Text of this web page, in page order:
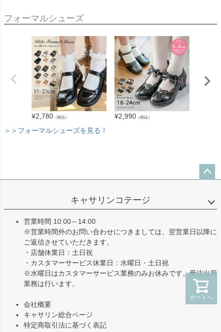
カートへ
フォーマルシューズ
¥2,780 （税込） ¥2,990 （税込）
＞＞フォーマルシューズを見る！
ップ
キャサリンコテージ
営業時間 10:00～14:00
※営業時間外のお問い合わせにつきましては、翌営業日以降に
ご返信させていただきます。
・店舗休業日：土日祝
・カスタマーサービス休業日：水曜日・土日祝
※水曜日はカスタマーサービス業務のみお休みです。受注出荷
業務は行います。
会社概要
キャサリン総合ページ
特定商取引法に基づく表記